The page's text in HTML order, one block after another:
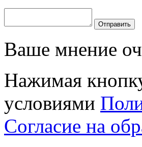
Отправить
Ваше мнение
Нажимая
условиями
Согласие на